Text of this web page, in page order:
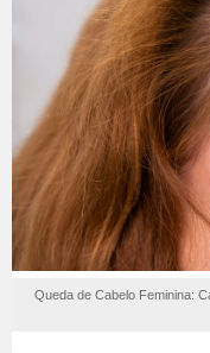
Queda de Cabelo Feminina: